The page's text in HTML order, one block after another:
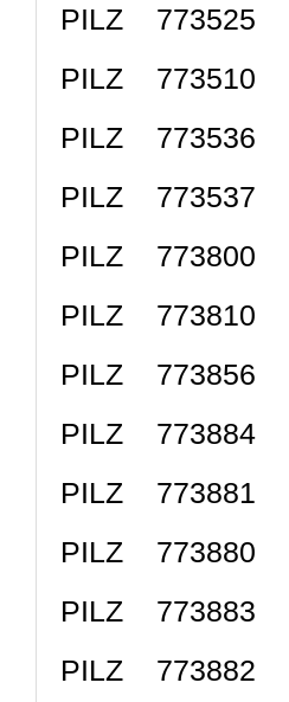
PILZ 773525
PILZ 773510
PILZ 773536
PILZ 773537
PILZ 773800
PILZ 773810
PILZ 773856
PILZ 773884
PILZ 773881
PILZ 773880
PILZ 773883
PILZ 773882